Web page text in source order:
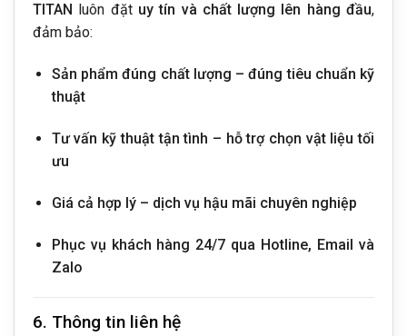
TITAN
luôn đặt uy tín và chất lượng lên hàng đầu,
đảm bảo:
Sản phẩm đúng chất lượng – đúng tiêu chuẩn kỹ
thuật
Tư vấn kỹ thuật tận tình – hỗ trợ chọn vật liệu tối
ưu
Giá cả hợp lý – dịch vụ hậu mãi chuyên nghiệp
Phục vụ khách hàng 24/7 qua Hotline, Email và
Zalo
6. Thông tin liên hệ